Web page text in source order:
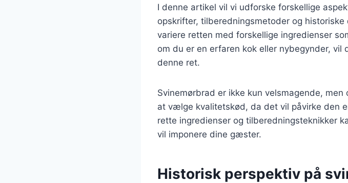
I denne artikel vil vi udforske forskellige
opskrifter, tilberedningsmetoder og
variere retten med forskellige ingredienser
om du er en erfaren kok eller nybegynder,
denne ret.
Svinemørbrad er ikke kun velsmagende,
at vælge kvalitetskød, da det vil påvirke den
rette ingredienser og tilberedningsteknikker
vil imponere dine gæster.
Historisk perspektiv på